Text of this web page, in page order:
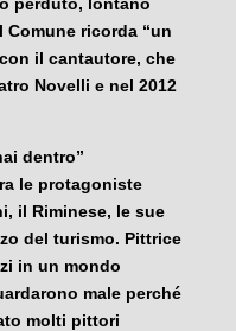
ricorda “un
il cantautore, che
Novelli e nel 2012
dentro”
le protagoniste
il Riminese, le sue
del turismo. Pittrice
in un mondo
male perché
molti pittori